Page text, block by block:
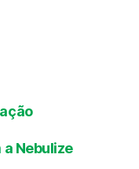
Nebulize